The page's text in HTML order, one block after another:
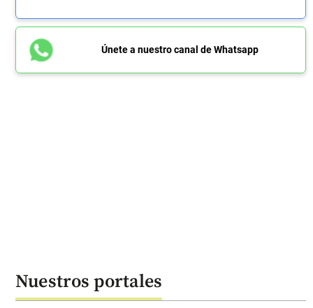
Únete a nuestro canal de Whatsapp
Nuestros portales